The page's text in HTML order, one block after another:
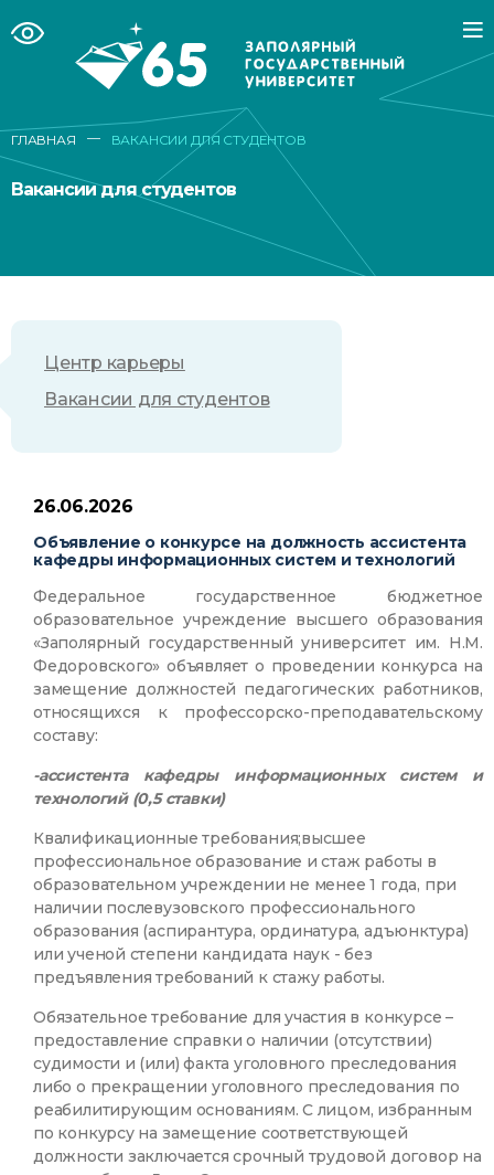
ГЛАВНАЯ — ВАКАНСИИ ДЛЯ СТУДЕНТОВ
Вакансии для студентов
Центр карьеры
Вакансии для студентов
26.06.2026
Объявление о конкурсе на должность ассистента
кафедры информационных систем и технологий
Федеральное государственное бюджетное
образовательное учреждение высшего образования
«Заполярный государственный университет им. Н.М.
Федоровского» объявляет о проведении конкурса на
замещение должностей педагогических работников,
относящихся к профессорско-преподавательскому
составу:
-ассистента кафедры информационных систем и
технологий (0,5 ставки)
Квалификационные требования;высшее
профессиональное образование и стаж работы в
образовательном учреждении не менее 1 года, при
наличии послевузовского профессионального
образования (аспирантура, ординатура, адъюнктура)
или ученой степени кандидата наук - без
предъявления требований к стажу работы.
Обязательное требование для участия в конкурсе –
предоставление справки о наличии (отсутствии)
судимости и (или) факта уголовного преследования
либо о прекращении уголовного преследования по
реабилитирующим основаниям. С лицом, избранным
по конкурсу на замещение соответствующей
должности заключается срочный трудовой договор на